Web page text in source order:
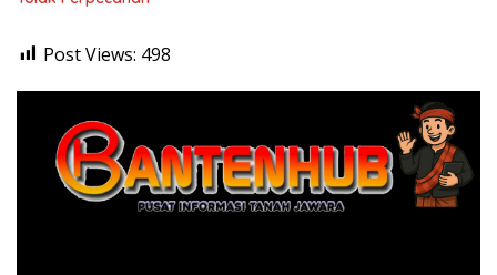
Post Views: 498